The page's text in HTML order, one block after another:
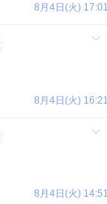
8月4日(火) 17:01
8月4日(火) 16:21
8月4日(火) 14:51